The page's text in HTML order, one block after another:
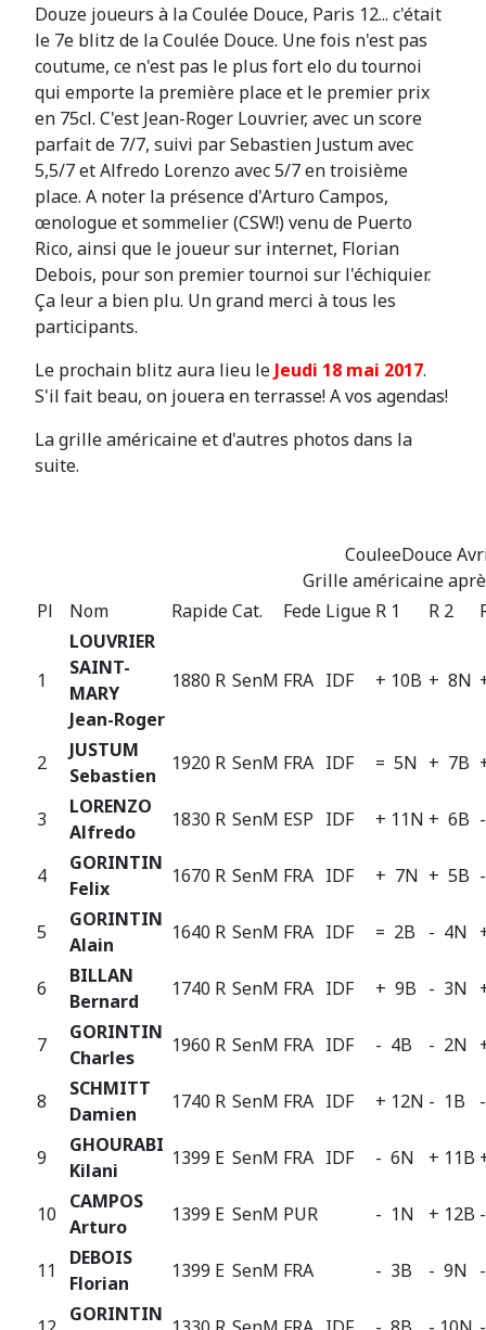
Douze joueurs à la Coulée Douce, Paris 12... c'était
le 7e blitz de la Coulée Douce. Une fois n'est pas
coutume, ce n'est pas le plus fort elo du tournoi
qui emporte la première place et le premier prix
en 75cl. C'est Jean-Roger Louvrier, avec un score
parfait de 7/7, suivi par Sebastien Justum avec
5,5/7 et Alfredo Lorenzo avec 5/7 en troisième
place. A noter la présence d'Arturo Campos,
œnologue et sommelier (CSW!) venu de Puerto
Rico, ainsi que le joueur sur internet, Florian
Debois, pour son premier tournoi sur l'échiquier.
Ça leur a bien plu. Un grand merci à tous les
participants.
Le prochain blitz aura lieu le Jeudi 18 mai 2017.
S'il fait beau, on jouera en terrasse! A vos agendas!
La grille américaine et d'autres photos dans la
suite.
CouleeDouce
Grille américaine
Pl
Nom RapideCat. Fede Ligue R 1 R 2
1
LOUVRIER
SAINT-
MARY
Jean-Roger
1880 R SenM FRA IDF + 10B + 8N
2
JUSTUM
Sebastien
1920 R SenM FRA IDF = 5N + 7B
3
LORENZO
Alfredo
1830 R SenM ESP IDF + 11N + 6B
4
GORINTIN
Felix
1670 R SenM FRA IDF + 7N + 5B
5
GORINTIN
Alain
1640 R SenM FRA IDF = 2B - 4N
6
BILLAN
Bernard
1740 R SenM FRA IDF + 9B - 3N
7
GORINTIN
Charles
1960 R SenM FRA IDF - 4B - 2N
8
SCHMITT
Damien
1740 R SenM FRA IDF + 12N - 1B
9
GHOURABI
Kilani
1399 E SenM FRA IDF - 6N + 11B
10
CAMPOS
Arturo
1399 E SenM PUR - 1N + 12B
11
DEBOIS
Florian
1399 E SenM FRA - 3B - 9N
GORINTIN